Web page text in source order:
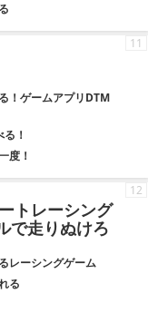
！ゲームアプリDTM
！
度！
11
トレーシング
で走りぬけろ
レーシングゲーム
る
12